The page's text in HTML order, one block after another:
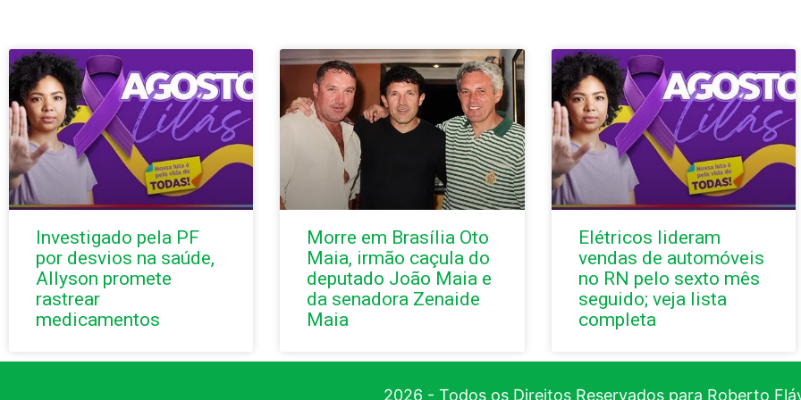
Investigado pela PF
por desvios na saúde,
Allyson promete
rastrear
medicamentos
Morre em Brasília Oto
Maia, irmão caçula do
deputado João Maia e
da senadora Zenaide
Maia
Elétricos lideram
vendas de automóveis
no RN pelo sexto mês
seguido; veja lista
completa
2026 - Todos os Direitos Reservados para Roberto